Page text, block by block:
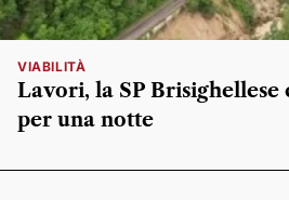
VIABILITÀ
Lavori, la SP Brisighellese
per una notte